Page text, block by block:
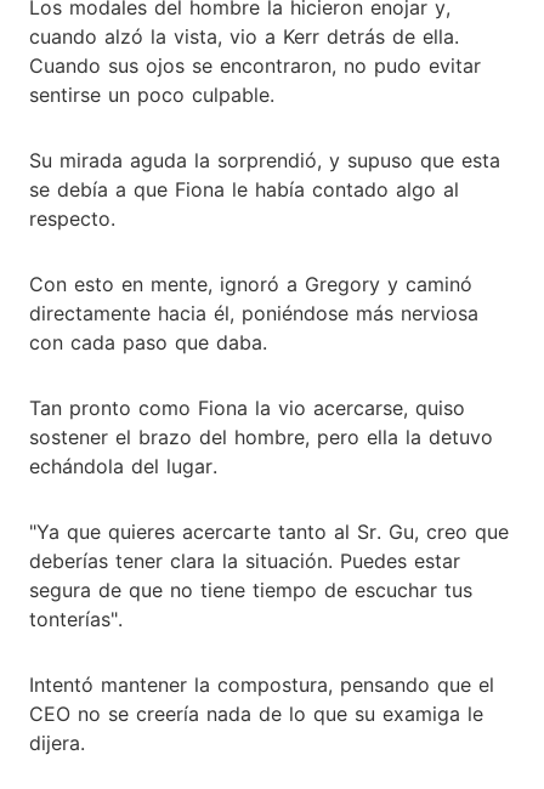
Los modales del hombre la hicieron enojar y,
cuando alzó la vista, vio a Kerr detrás de ella.
Cuando sus ojos se encontraron, no pudo evitar
sentirse un poco culpable.
Su mirada aguda la sorprendió, y supuso que esta
se debía a que Fiona le había contado algo al
respecto.
Con esto en mente, ignoró a Gregory y caminó
directamente hacia él, poniéndose más nerviosa
con cada paso que daba.
Tan pronto como Fiona la vio acercarse, quiso
sostener el brazo del hombre, pero ella la detuvo
echándola del lugar.
"Ya que quieres acercarte tanto al Sr. Gu, creo que
deberías tener clara la situación. Puedes estar
segura de que no tiene tiempo de escuchar tus
tonterías".
Intentó mantener la compostura, pensando que el
CEO no se creería nada de lo que su examiga le
dijera.